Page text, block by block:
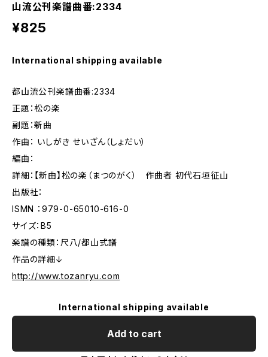
山流公刊楽譜曲番:2334
¥825
International shipping available
都山流公刊楽譜曲番:2334
正題：松の楽
副題：新曲
作曲： いしがき せいざん（しょだい）
編曲：
詳細：【新曲】松の楽（まつのがく） 作曲者 初代石垣征山
出版社：
ISMN ：979-0-65010-616-0
サイズ：B5
楽譜の種類：尺八/都山式譜
作品の詳細↓
http://www.tozanryu.com
International shipping available
Add to cart